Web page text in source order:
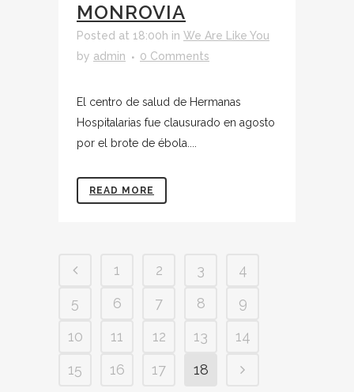
MONROVIA
Posted at 18:00h in We Are Like You
by admin 0 Comments
El centro de salud de Hermanas
Hospitalarias fue clausurado en agosto
por el brote de ébola....
READ MORE
1 2 3
4
5
6 7 8
9
10
11 12 13
14
15
16 17 18